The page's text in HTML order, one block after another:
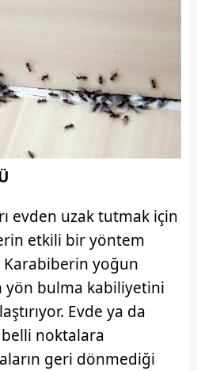
evden uzak tutmak için
etkili bir yöntem
yoğun
yön bulma kabiliyetini
Evde ya da
noktalara
geri dönmediği